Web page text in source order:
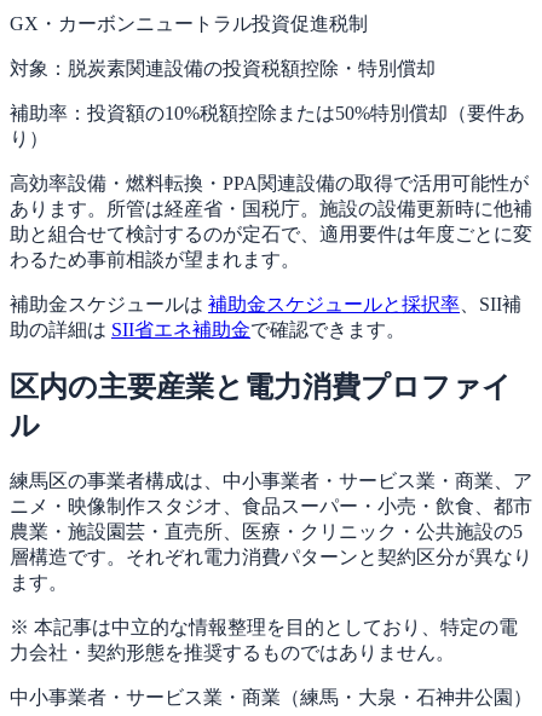
GX・カーボンニュートラル投資促進税制
対象： 脱炭素関連設備の投資税額控除・特別償却
補助率： 投資額の10%税額控除または50%特別償却（要件あ
り）
高効率設備・燃料転換・PPA関連設備の取得で活用可能性が
あります。所管は経産省・国税庁。施設の設備更新時に他補
助と組合せて検討するのが定石で、適用要件は年度ごとに変
わるため事前相談が望まれます。
補助金スケジュールは 補助金スケジュールと採択率 、SII補
助の詳細は SII省エネ補助金で確認できます。
区内の主要産業と電力消費プロファイ
ル
練馬区の事業者構成は、中小事業者・サービス業・商業、ア
ニメ・映像制作スタジオ、食品スーパー・小売・飲食、都市
農業・施設園芸・直売所、医療・クリニック・公共施設の5
層構造です。それぞれ電力消費パターンと契約区分が異なり
ます。
※ 本記事は中立的な情報整理を目的としており、特定の電
力会社・契約形態を推奨するものではありません。
中小事業者・サービス業・商業（練馬・大泉・石神井公園）